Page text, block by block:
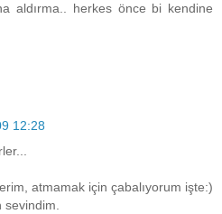
aldırma.. herkes önce bi kendine
12:28
atmamak için çabalıyorum işte:)
sevindim.